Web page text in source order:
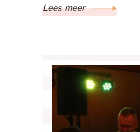
Lees meer